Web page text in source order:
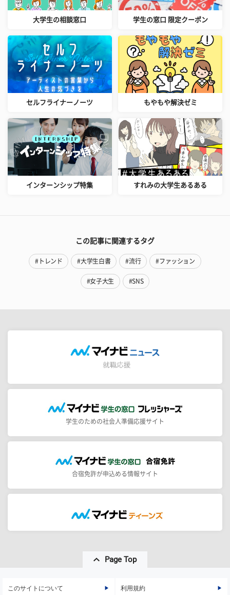
大学生の相談窓口 学生の窓口 限定クーポン
セルフライナーノーツ もやもや解決ゼミ
インターンシップ特集 すれみの大学生あるある
この記事に関連するタグ
#トレンド #大学生白書 #流行 #ファッション
#女子大生 #SNS
学生のための社会人準備応援サイト
合宿免許が申込める情報サイト
Page Top
このサイトについて 利用規約